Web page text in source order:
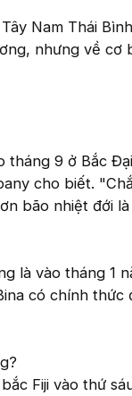
Nam Thái
nhưng về cơ
tháng 9 ở Bắc
cho biết.
bão nhiệt đới
là vào tháng 1
có chính thức
Fiji vào thứ